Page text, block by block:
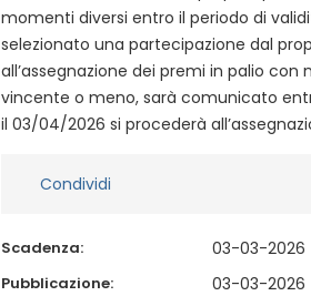
momenti diversi entro il periodo di
selezionato una partecipazione dal
all’assegnazione dei premi in palio
vincente o meno, sarà comunicato
il 03/04/2026 si procederà
Condividi
Scadenza: 03-03-2026
Pubblicazione: 03-03-2026